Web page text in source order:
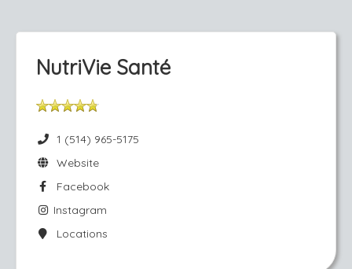
NutriVie Santé
1 (514) 965-5175
Website
Facebook
Instagram
Locations